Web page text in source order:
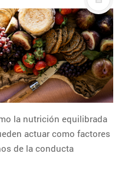
la nutrición equilibrada
actuar como factores
de la conducta